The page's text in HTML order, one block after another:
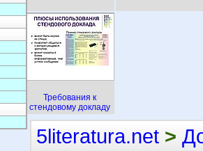
Требования к
стендовому докладу
5literatura.net >